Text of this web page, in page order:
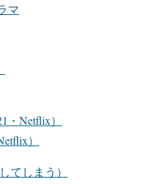
マ
・Netflix）
）
てしまう）